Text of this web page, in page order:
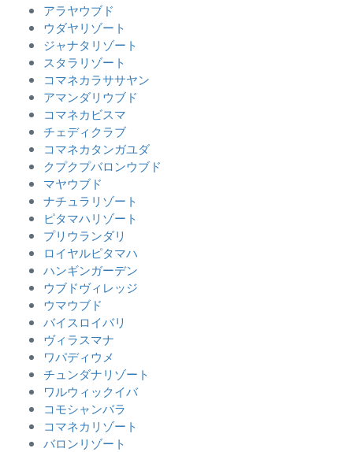
アラヤウブド
ウダヤリゾート
ジャナタリゾート
スタラリゾート
コマネカラササヤン
アマンダリウブド
コマネカビスマ
チェディクラブ
コマネカタンガユダ
クプクプバロンウブド
マヤウブド
ナチュラリゾート
ピタマハリゾート
プリウランダリ
ロイヤルピタマハ
ハンギンガーデン
ウブドヴィレッジ
ウマウブド
バイスロイバリ
ヴィラスマナ
ワパディウメ
チュンダナリゾート
ワルウィックイバ
コモシャンバラ
コマネカリゾート
バロンリゾート